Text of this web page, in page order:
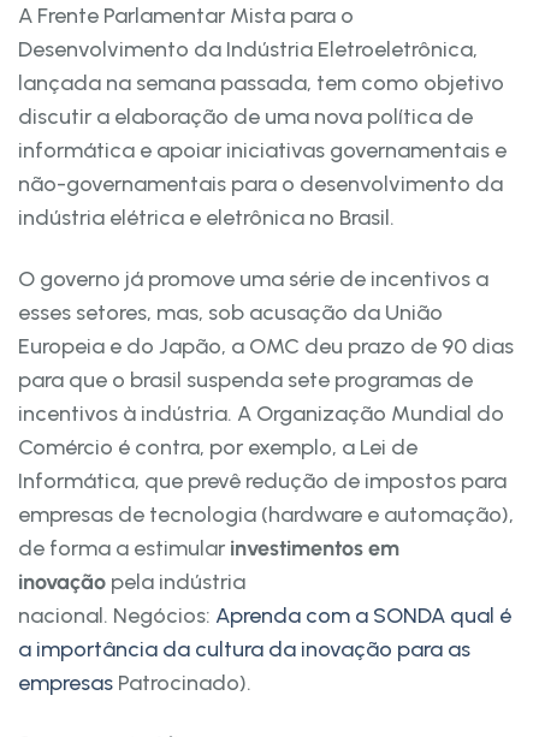
A Frente Parlamentar Mista para o
Desenvolvimento da Indústria Eletroeletrônica,
lançada na semana passada, tem como objetivo
discutir a elaboração de uma nova política de
informática e apoiar iniciativas governamentais e
não-governamentais para o desenvolvimento da
indústria elétrica e eletrônica no Brasil.
O governo já promove uma série de incentivos a
esses setores, mas, sob acusação da União
Europeia e do Japão, a OMC deu prazo de 90 dias
para que o brasil suspenda sete programas de
incentivos à indústria. A Organização Mundial do
Comércio é contra, por exemplo, a Lei de
Informática, que prevê redução de impostos para
empresas de tecnologia (hardware e automação),
de forma a estimular investimentos em
inovação pela indústria
nacional. Negócios: Aprenda com a SONDA qual é
a importância da cultura da inovação para as
empresas Patrocinado).